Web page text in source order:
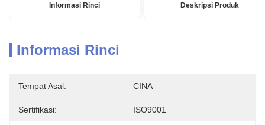
Informasi Rinci Deskripsi Produk
Informasi Rinci
Tempat Asal: CINA
Sertifikasi: ISO9001